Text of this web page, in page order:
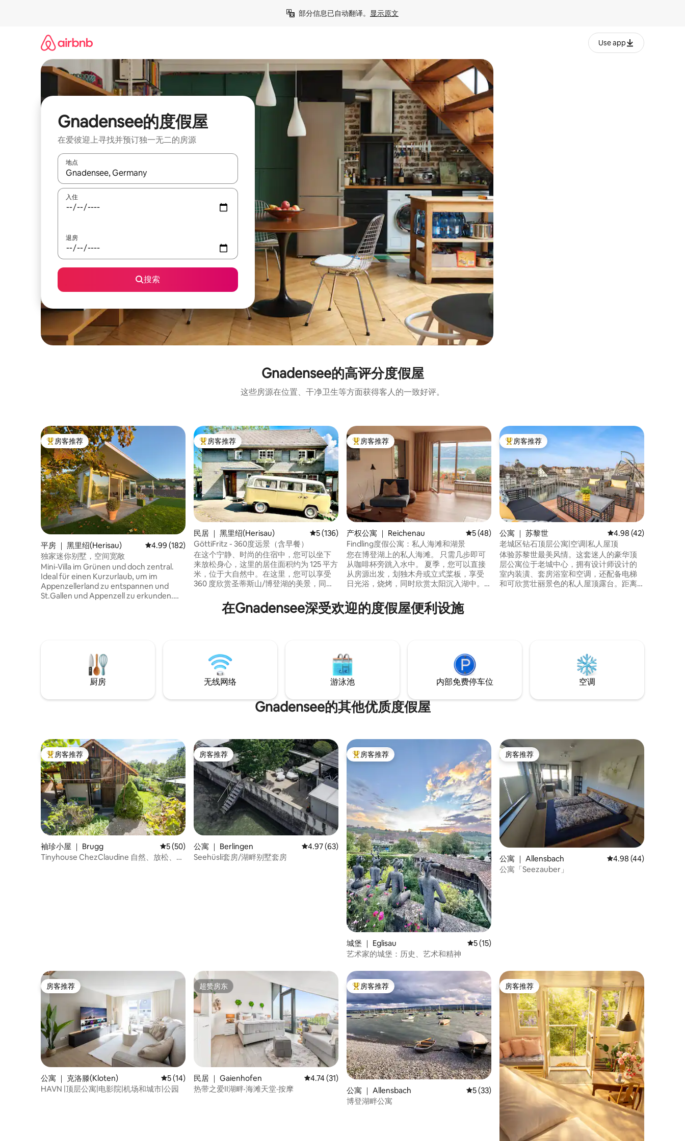
部分信息已自动翻译。 显示原文
Use app
Gnadensee的度假屋
在爱彼迎上寻找并预订独一无二的房源
地点
如有搜索结果，请使用上下方向键查看，或通过点击或滑动手势浏览。
入住
退房
搜索
Gnadensee的高评分度假屋
这些房源在位置、干净卫生等方面获得客人的一致好评。
热门「房客推荐」
房客推荐
平房 ｜ 黑里绍(Herisau) 平均评分 4.99 分（满分 5 分），共 182 条评价
4.99 (182)
独家迷你别墅，空间宽敞
Mini-Villa im Grünen und doch zentral.
Ideal für einen Kurzurlaub, um im
Appenzellerland zu entspannen und
St.Gallen und Appenzell zu erkunden.
nach St. Gallen und zur Autobahn A1.
Nicht verfügbar für Partys.
热门「房客推荐」
房客推荐
民居 ｜ 黑里绍(Herisau) 平均评分 5 分（满分 5 分），共 136 条评价
5 (136)
GöttiFritz - 360度远景（含早餐）
在这个宁静、时尚的住宿中，您可以坐下
来放松身心，这里的居住面积约为 125 平方
米，位于大自然中。在这里，您可以享受
360 度欣赏圣蒂斯山/博登湖的美景，同时
St.Gallen/Appenzell。 这座拥有 200 年历
史的 Appenzeller 房屋高高地坐落在
热门「房客推荐」
房客推荐
产权公寓 ｜ Reichenau 平均评分 5 分（满分 5 分），共 48 条评价
5 (48)
Findling度假公寓：私人海滩和湖景
您在博登湖上的私人海滩。 只需几步即可
从咖啡杯旁跳入水中。 夏季，您可以直接
从房源出发，划独木舟或立式桨板，享受
日光浴，烧烤，同时欣赏太阳沉入湖中。
着您，可俯瞰静谧的水面。 92平方米，可
容纳4位房客，位于联合国教科文组织世界
热门「房客推荐」
房客推荐
公寓 ｜ 苏黎世 平均评分 4.98 分（满
4.98 (42)
老城区钻石顶层公寓|空调|私人屋顶
体验苏黎世最美风情。这套迷人的豪华顶
层公寓位于老城中心，拥有设计师设计的
室内装潢、套房浴室和空调，还配备电梯
和可欣赏壮丽景色的私人屋顶露台。距离
在Gnadensee深受欢迎的度假屋便利设施
厨房 无线网络 游泳池 内部免费停车位 空调
Gnadensee的其他优质度假屋
热门「房客推荐」
房客推荐
袖珍小屋 ｜ Brugg 平均评分 5 分（满分 5 分），共 50 条评价
5 (50)
Tinyhouse ChezClaudine 自然、放松、花
房客推荐
房客推荐
公寓 ｜ Berlingen 平均评分 4.97 分（满分 5 分），共 63 条评价
4.97 (63)
Seehüsli套房/湖畔别墅套房
热门「房客推荐」
房客推荐
城堡 ｜ Eglisau 平均评分 5 分（满分 5 分），共 15 条评价
5 (15)
艺术家的城堡：历史、艺术和精神
房客推荐
房客推荐
公寓 ｜ Allensbach 平均评分 4.98 分（满
4.98 (44)
公寓「Seezauber」
房客推荐
房客推荐
公寓 ｜ 克洛滕(Kloten) 平均评分 5 分（满分 5 分），共 14 条评价
5 (14)
HAVN |顶层公寓|电影院|机场和城市|公园
超赞房东
超赞房东
民居 ｜ Gaienhofen 平均评分 4.74 分（满分 5 分），共 31 条评价
4.74 (31)
热带之爱II湖畔·海滩天堂·按摩
热门「房客推荐」
房客推荐
公寓 ｜ Allensbach 平均评分 5 分（满分 5 分），共 33 条评价
5 (33)
博登湖畔公寓
房客推荐
房客推荐